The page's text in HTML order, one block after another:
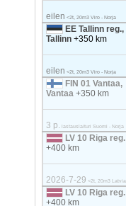
eilen <2t, 20m3 Viro - Norja
EE Tallinn reg.,
Tallinn+350 km
eilen <2t, 20m3 Viro - Norja
FIN 01 Vantaa,
Vantaa+350 km
3 p. lastauslaituri Suomi - Norja
LV 10 Riga reg.
+400 km
2026-7-29 <2t, 20m3
LV 10 Riga reg.
+400 km